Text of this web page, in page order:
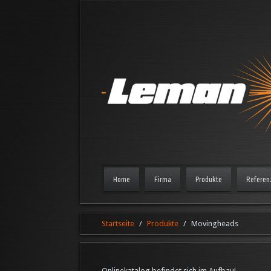
Home Firma Produkte
Startseite Produkte Movingheads